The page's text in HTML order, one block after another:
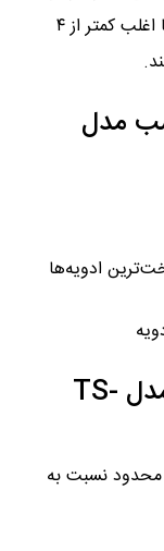
بازار وجود دارند؛ با این تفاوت که توان آنها اغلب کمتر از ۴
چکشی مستر ۴ اسب مدل
ادویه‌ها
آسیاب توس شکن خراسان مدل TS-
محدود نسبت به